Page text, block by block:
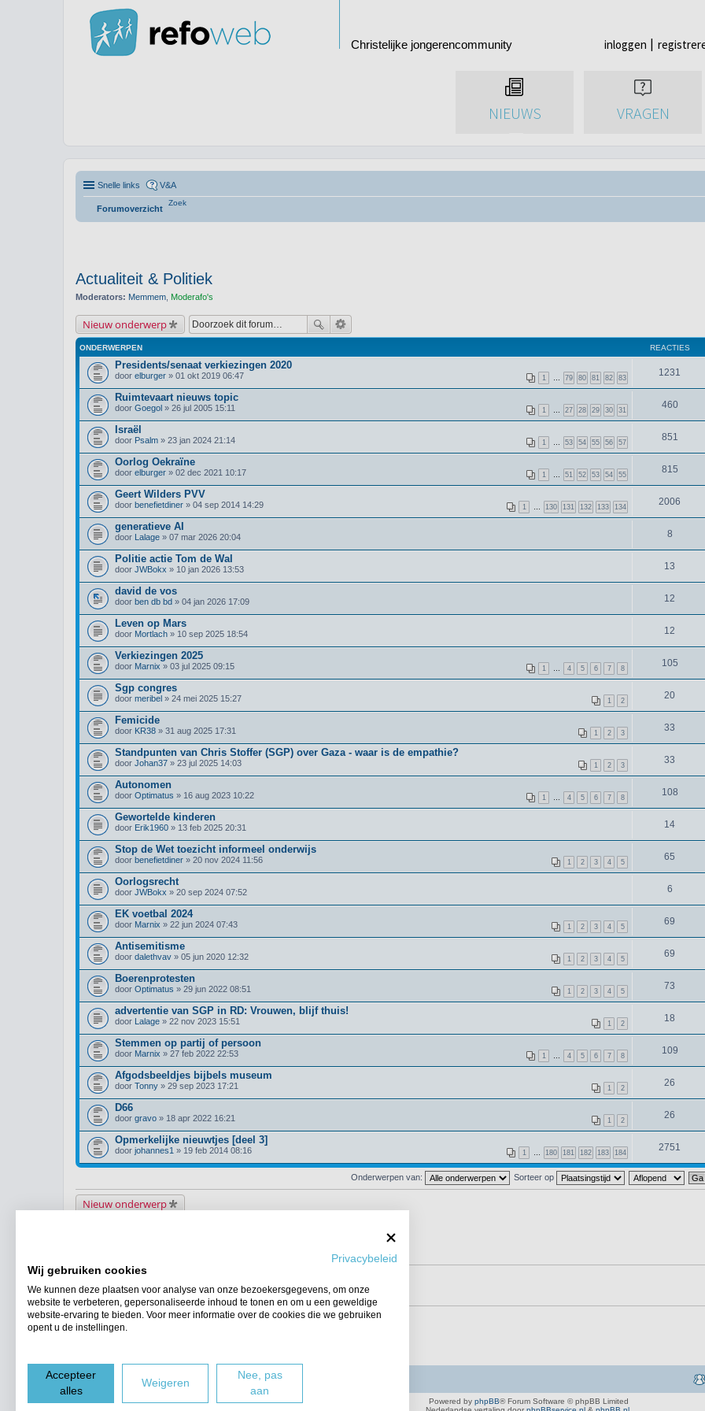
Christelijke jongerencommunity inloggen
NIEUWS VRAGEN
Snelle links V&A
Forumoverzicht
Zoek
Actualiteit & Politiek
Moderators: Memmem Moderafo's
Nieuw onderwerp
ONDERWERPEN REACTIES
Presidents/senaat verkiezingen 2020
1 … 79 80 81 82 83
door elburger » 01 okt 2019 06:47 1231
Ruimtevaart nieuws topic
1 … 27 28 29 30 31
door Goegol » 26 jul 2005 15:11 460
Israël
1 … 53 54 55 56 57
door Psalm » 23 jan 2024 21:14 851
Oorlog Oekraïne
1 … 51 52 53 54 55
door elburger » 02 dec 2021 10:17 815
Geert Wilders PVV
1 … 130 131 132 133 134
door benefietdiner » 04 sep 2014 14:29 2006
generatieve AI
door Lalage » 07 mar 2026 20:04 8
Politie actie Tom de Wal
door JWBokx » 10 jan 2026 13:53 13
david de vos
door ben db bd » 04 jan 2026 17:09 12
Leven op Mars
door Mortlach » 10 sep 2025 18:54 12
Verkiezingen 2025
1 … 4 5 6 7 8
door Marnix » 03 jul 2025 09:15 105
Sgp congres
1 2
door meribel » 24 mei 2025 15:27 20
Femicide
1 2 3
door KR38 » 31 aug 2025 17:31 33
Standpunten van Chris Stoffer (SGP) over Gaza - waar is de empathie?
1 2 3
door Johan37 » 23 jul 2025 14:03 33
Autonomen
1 … 4 5 6 7 8
door Optimatus » 16 aug 2023 10:22 108
Gewortelde kinderen
door Erik1960 » 13 feb 2025 20:31 14
Stop de Wet toezicht informeel onderwijs
1 2 3 4 5
door benefietdiner » 20 nov 2024 11:56 65
Oorlogsrecht
door JWBokx » 20 sep 2024 07:52 6
EK voetbal 2024
1 2 3 4 5
door Marnix » 22 jun 2024 07:43 69
Antisemitisme
1 2 3 4 5
door dalethvav » 05 jun 2020 12:32 69
Boerenprotesten
1 2 3 4 5
door Optimatus » 29 jun 2022 08:51 73
advertentie van SGP in RD: Vrouwen, blijf thuis!
1 2
door Lalage » 22 nov 2023 15:51 18
Stemmen op partij of persoon
1 … 4 5 6 7 8
door Marnix » 27 feb 2022 22:53 109
Afgodsbeeldjes bijbels museum
1 2
door Tonny » 29 sep 2023 17:21 26
D66
1 2
door gravo » 18 apr 2022 16:21 26
Opmerkelijke nieuwtjes [deel 3]
1 … 180 181 182 183 184
door johannes1 » 19 feb 2014 08:16 2751
Onderwerpen van: Sorteer op
Nieuw onderwerp
Gebruikers op dit forum: Geen geregistreerde gebruikers en 9 gasten
FORUMPERMISSIES
Jekunt nietnieuwe berichten plaatsen in dit forum
Jekunt niet
Forumoverzicht
Powered by phpBB® Forum Software © phpBB Limited
Privacybeleid
Wij gebruiken cookies
We kunnen deze plaatsen voor analyse van onze bezoekersgegevens, om onze
website te verbeteren, gepersonaliseerde inhoud te tonen en om u een geweldige
website-ervaring te bieden. Voor meer informatie over de cookies die we gebruiken
opent u de instellingen.
Accepteer
alles
Weigeren
Nee, pas
aan